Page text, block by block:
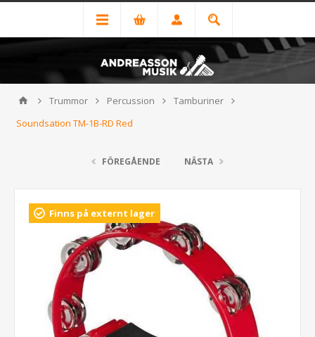
Trummor Percussion
Tamburiner
Soundsation TM-1B-RD Red
FÖREGÅENDE NÄSTA
Finns på externt lager